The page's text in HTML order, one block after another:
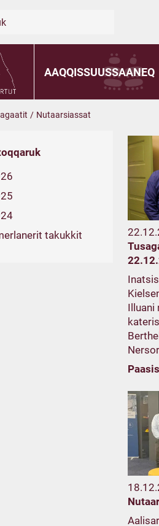
AAQQISSUUSSAANEQ
/ Nutaarsiassat
takukkit
Illuani